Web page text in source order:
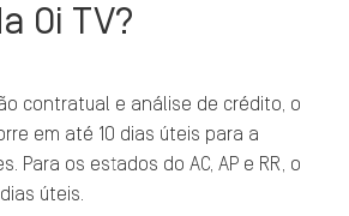
Oi TV?
contratual e análise de crédito, o
em até 10 dias úteis para a
Para os estados do AC, AP e RR, o
úteis.